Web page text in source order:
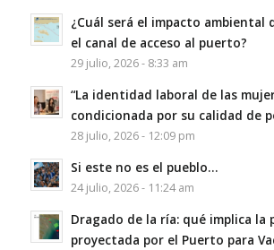
¿Cuál será el impacto ambiental
el canal de acceso al puerto?
29 julio, 2026 - 8:33 am
“La identidad laboral de las
condicionada por su calidad de
28 julio, 2026 - 12:09 pm
Si este no es el pueblo…
24 julio, 2026 - 11:24 am
Dragado de la ría: qué implica
proyectada por el Puerto para